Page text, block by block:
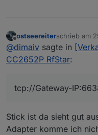
Offline
ostseereiterschrieb am
zuletzt
@dimaiv sagte in
CC2652P RfStar:
tcp://Gateway-
Stick ist da sieht gut
Adapter komme ich